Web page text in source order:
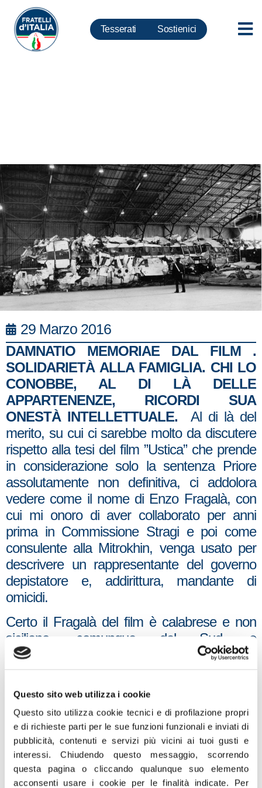
Questo sito web utilizza i cookie
Questo sito utilizza cookie tecnici e di profilazione propri
e di richieste parti per le sue funzioni funzionali e inviati di
pubblicità, contenuti e servizi più vicini ai tuoi gusti e
interessi.Chiudendo questo messaggio, scorrendo
questa pagina o cliccando qualunque suo elemento
acconsenti usare i cookie per le finalità indicate. Per
Tesserati Sostienici
29 Marzo 2016
DAMNATIO MEMORIAE DAL FILM .
SOLIDARIETÀ ALLA FAMIGLIA. CHI LO
CONOBBE, AL DI LÀ DELLE
APPARTENENZE, RICORDI SUA
ONESTÀ INTELLETTUALE. Al di là del
merito, su cui ci sarebbe molto da discutere
rispetto alla tesi del film ”Ustica” che prende
in considerazione solo la sentenza Priore
assolutamente non definitiva, ci addolora
vedere come il nome di Enzo Fragalà, con
cui mi onoro di aver collaborato per anni
prima in Commissione Stragi e poi come
consulente alla Mitrokhin, venga usato per
descrivere un rappresentante del governo
depistatore e, addirittura, mandante di
omicidi.
Certo il Fragalà del film è calabrese e non
siciliano, comunque del Sud, e
sottosegretario carica che Enzo Fragalà
memoriae e crediamo che il motivo di tale
vendetta postuma risalga in uno scontro di
tesi su un altro film di Martinelli, quello su
Aldo Moro ” Piazza delle Cinque Lune”, di
cui fui testimone diretto.
Come ufficio stampa del Gruppo An in